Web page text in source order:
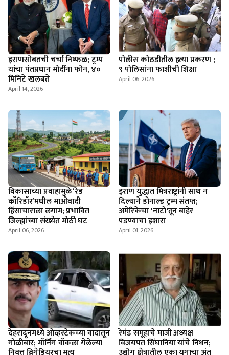
इराणसोबतची चर्चा निष्फळ; ट्रम्प
यांचा पंतप्रधान मोदींना फोन, ४०
मिनिटे खलबते
April 14, 2026
पोलीस कोठडीतील हत्या प्रकरण ;
९ पोलिसांना फाशीची शिक्षा
April 06, 2026
विकासाच्या प्रवाहामुळे ‘रेड
कॉरिडॉर’मधील माओवादी
हिंसाचाराला लगाम; प्रभावित
जिल्ह्यांच्या संख्येत मोठी घट
April 06, 2026
इराण युद्धात मित्रराष्ट्रांनी साथ न
दिल्याने डोनाल्ड ट्रम्प संतप्त;
अमेरिकेचा 'नाटो'तून बाहेर
पडण्याचा इशारा
April 01, 2026
देहरादूनमध्ये ओव्हरटेकच्या वादातून
गोळीबार; मॉर्निंग वॉकला गेलेल्या
रेमंड समूहाचे माजी अध्यक्ष
विजयपत सिंघानिया यांचे निधन;